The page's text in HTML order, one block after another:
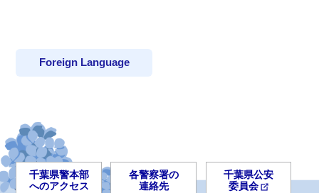
Foreign Language
千葉県警本部
へのアクセス
各警察署の
連絡先
千葉県公安
委員会